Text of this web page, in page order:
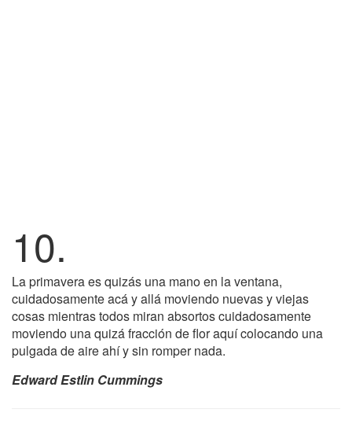
10.
La primavera es quizás una mano en la ventana,
cuidadosamente acá y allá moviendo nuevas y viejas
cosas mientras todos miran absortos cuidadosamente
moviendo una quizá fracción de flor aquí colocando una
pulgada de aire ahí y sin romper nada.
Edward Estlin Cummings